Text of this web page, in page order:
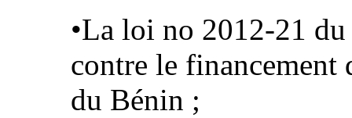
•La loi no 2012-21
contre le financement
du Bénin ;